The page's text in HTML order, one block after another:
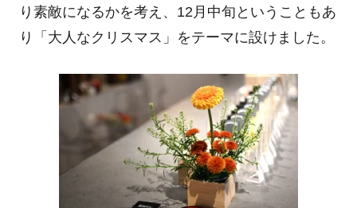
り素敵になるかを考え、 12 月中旬ということもあ
り「大人なクリスマス」をテーマに設けました。